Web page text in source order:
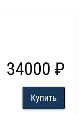
34000 ₽
Купить